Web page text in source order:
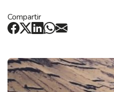
Compartir